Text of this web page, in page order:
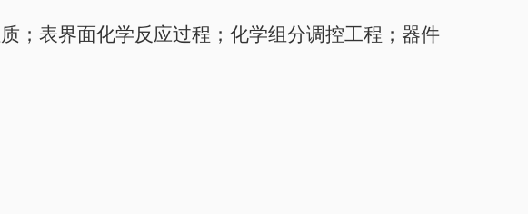
；表界面化学反应过程；化学组分调控工程；器件